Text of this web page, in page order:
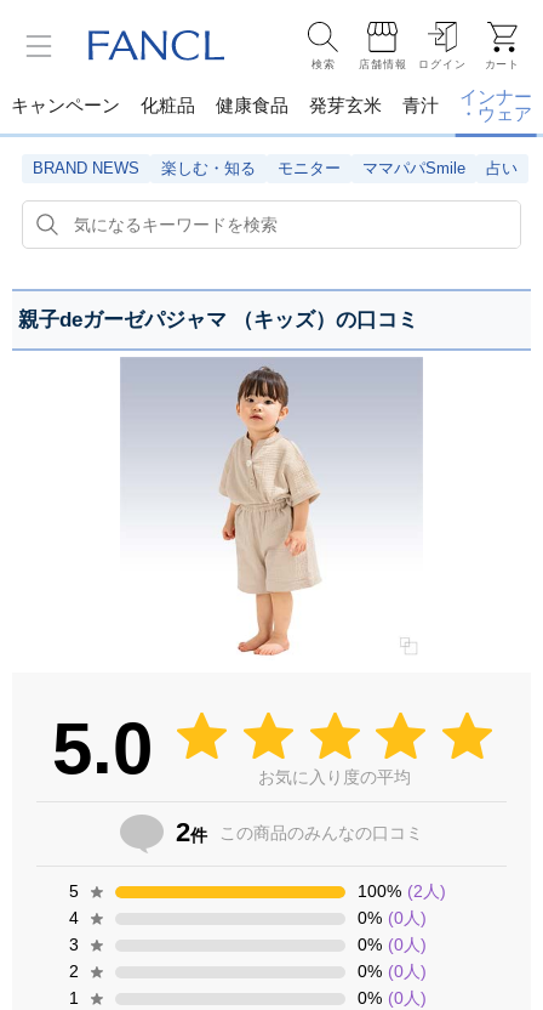
検索 店舗情報 ログイン カート
キャンペーン 化粧品 健康食品 発芽玄米 青汁
インナー
・ウェア
BRAND NEWS 楽しむ・知る モニター ママパパSmile 占い
親子deガーゼパジャマ （キッズ）の口コミ
5.0 お気に入り度の平均
2件 この商品のみんなの口コミ
5 100% (2人)
4
0% (0人)
3
0% (0人)
2
0% (0人)
1
0% (0人)